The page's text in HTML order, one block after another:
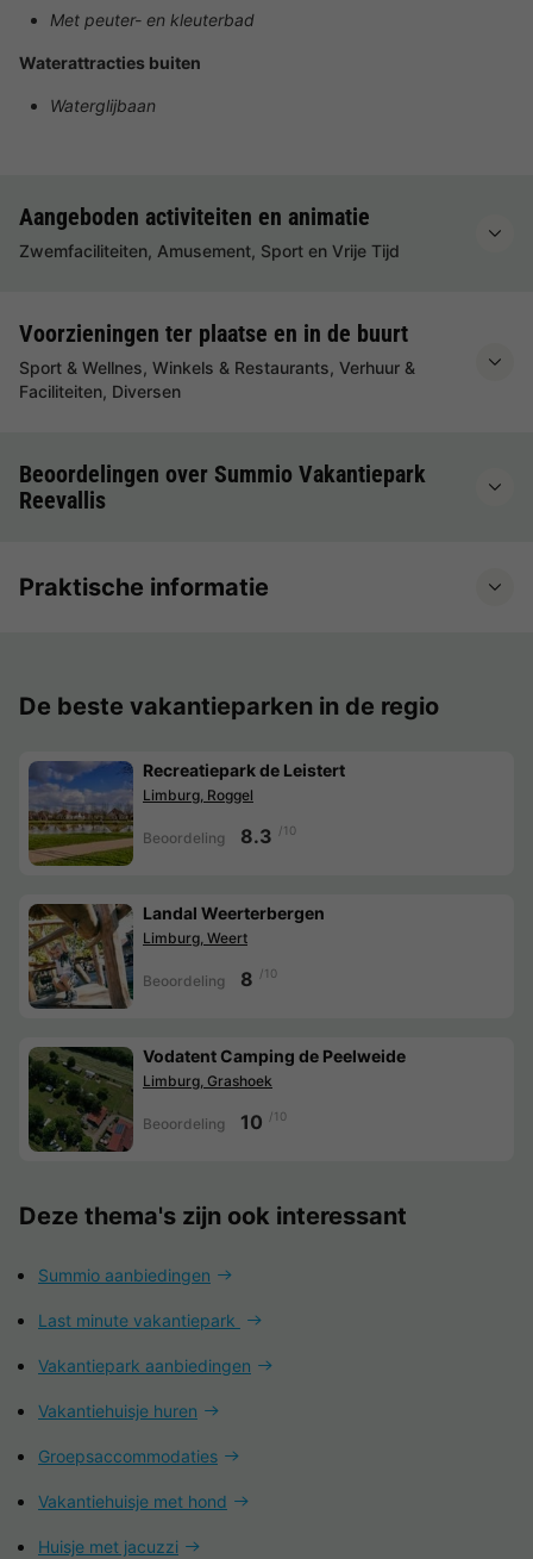
Met peuter- en kleuterbad
Waterattracties buiten
Waterglijbaan
Aangeboden activiteiten en animatie
Zwemfaciliteiten, Amusement, Sport en Vrije Tijd
Voorzieningen ter plaatse en in de buurt
Sport & Wellnes, Winkels & Restaurants, Verhuur &
Faciliteiten, Diversen
Beoordelingen over Summio Vakantiepark
Reevallis
Praktische informatie
De beste vakantieparken in de regio
Recreatiepark de Leistert
Limburg, Roggel
Beoordeling 8.3 /10
Landal Weerterbergen
Limburg, Weert
Beoordeling 8 /10
Vodatent Camping de Peelweide
Limburg, Grashoek
Beoordeling 10 /10
Deze thema's zijn ook interessant
Summio aanbiedingen
Last minute vakantiepark
Vakantiepark aanbiedingen
Vakantiehuisje huren
Groepsaccommodaties
Vakantiehuisje met hond
Huisje met jacuzzi